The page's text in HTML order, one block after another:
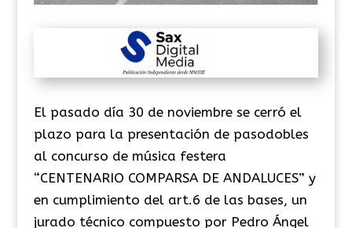
El pasado día 30 de noviembre se cerró el
plazo para la presentación de pasodobles
al concurso de música festera
“CENTENARIO COMPARSA DE ANDALUCES” y
en cumplimiento del art.6 de las bases, un
jurado técnico compuesto por Pedro Ángel